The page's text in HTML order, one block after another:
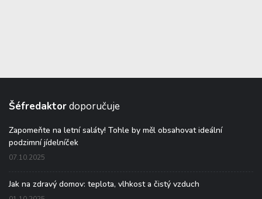
Šéfredaktordoporučuje
Zapomeňte na letní saláty! Tohle by měl obsahovat ideální
podzimní jídelníček
07.10.2025
Jak na zdravý domov: teplota, vlhkost a čistý vzduch